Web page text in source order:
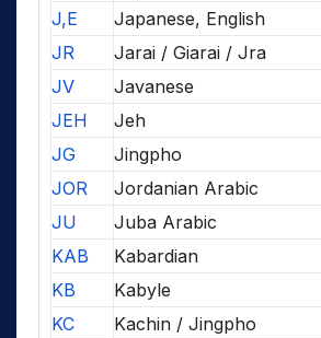
J,E
Japanese, English
JR
Jarai / Giarai / Jra
JV
Javanese
JEH
Jeh
JG
Jingpho
JOR
Jordanian Arabic
JU
Juba Arabic
KAB
Kabardian
KB
Kabyle
KC
Kachin / Jingpho